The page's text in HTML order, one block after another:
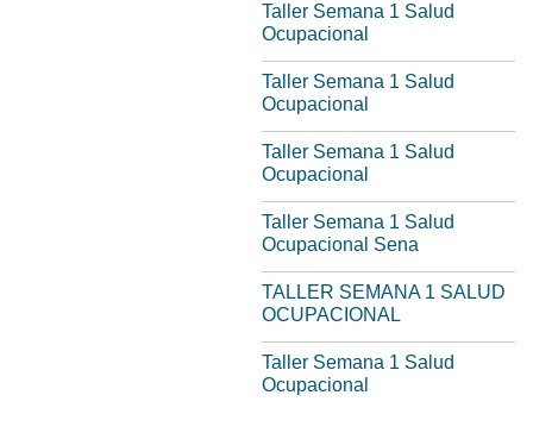
Taller Semana 1 Salud
Ocupacional
Taller Semana 1 Salud
Ocupacional
Taller Semana 1 Salud
Ocupacional
Taller Semana 1 Salud
Ocupacional Sena
TALLER SEMANA 1 SALUD
OCUPACIONAL
Taller Semana 1 Salud
Ocupacional